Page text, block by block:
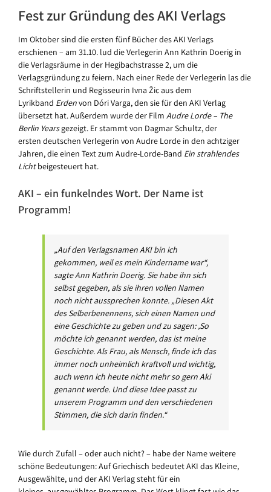
Fest zur Gründung des AKI Verlags
Im Oktober sind die ersten fünf Bücher des AKI Verlags
erschienen – am 31.10. lud die Verlegerin Ann Kathrin Doerig in
die Verlagsräume in der Hegibachstrasse 2, um die
Verlagsgründung zu feiern. Nach einer Rede der Verlegerin las die
Schriftstellerin und Regisseurin Ivna Žic aus dem
Lyrikband Erdenvon Dóri Varga, den sie für den AKI Verlag
übersetzt hat. Außerdem wurde der Film Audre Lorde – The
Berlin Yearsgezeigt. Er stammt von Dagmar Schultz, der
ersten deutschen Verlegerin von Audre Lorde in den achtziger
Jahren, die einen Text zum Audre-Lorde-Band Ein strahlendes
Lichtbeigesteuert hat.
AKI – ein funkelndes Wort. Der Name ist
Programm!
„Auf den Verlagsnamen AKI bin ich
gekommen, weil es mein Kindername war“,
sagte Ann Kathrin Doerig. Sie habe ihn sich
selbst gegeben, als sie ihren vollen Namen
noch nicht aussprechen konnte. „Diesen Akt
des Selberbenennens, sich einen Namen und
eine Geschichte zu geben und zu sagen: ‚So
möchte ich genannt werden, das ist meine
Geschichte. Als Frau, als Mensch, finde ich das
immer noch unheimlich kraftvoll und wichtig,
auch wenn ich heute nicht mehr so gern Aki
genannt werde. Und diese Idee passt zu
unserem Programm und den verschiedenen
Stimmen, die sich darin finden.“
Wie durch Zufall – oder auch nicht? – habe der Name weitere
schöne Bedeutungen: Auf Griechisch bedeutet AKI das Kleine,
Ausgewählte, und der AKI Verlag steht für ein